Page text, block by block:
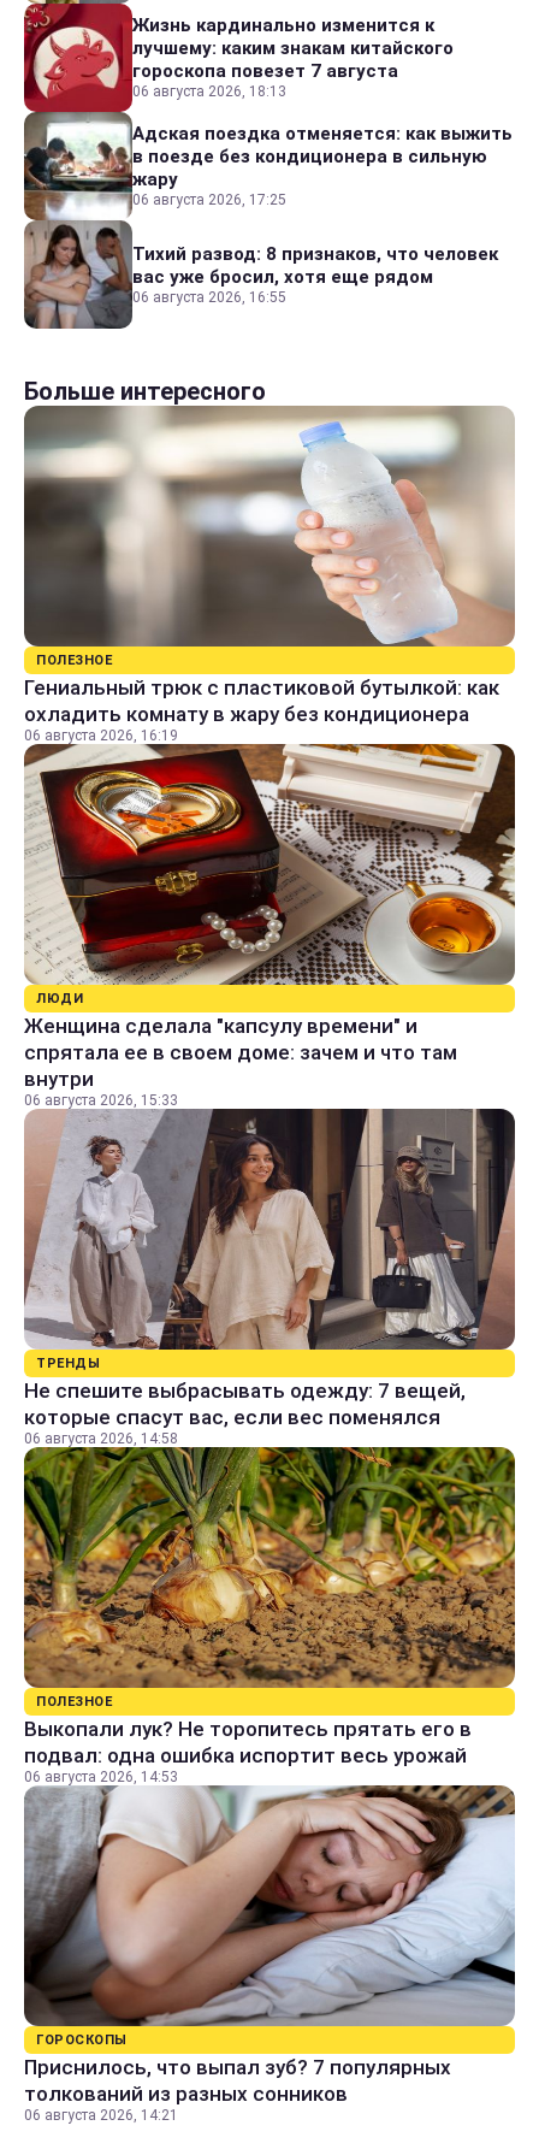
Жизнь кардинально изменится к
лучшему: каким знакам китайского
гороскопа повезет 7 августа
06 августа 2026, 18:13
Адская поездка отменяется: как выжить
в поезде без кондиционера в сильную
жару
06 августа 2026, 17:25
Тихий развод: 8 признаков, что человек
вас уже бросил, хотя еще рядом
06 августа 2026, 16:55
Больше интересного
ПОЛЕЗНОЕ
Гениальный трюк с пластиковой бутылкой: как
охладить комнату в жару без кондиционера
06 августа 2026, 16:19
ЛЮДИ
Женщина сделала "капсулу времени" и
спрятала ее в своем доме: зачем и что там
внутри
06 августа 2026, 15:33
ТРЕНДЫ
Не спешите выбрасывать одежду: 7 вещей,
которые спасут вас, если вес поменялся
06 августа 2026, 14:58
ПОЛЕЗНОЕ
Выкопали лук? Не торопитесь прятать его в
подвал: одна ошибка испортит весь урожай
06 августа 2026, 14:53
ГОРОСКОПЫ
Приснилось, что выпал зуб? 7 популярных
толкований из разных сонников
06 августа 2026, 14:21